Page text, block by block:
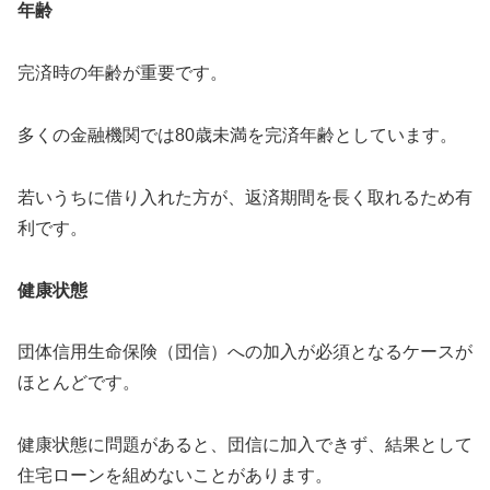
年齢
完済時の年齢が重要です。
多くの金融機関では80歳未満を完済年齢としています。
若いうちに借り入れた方が、返済期間を長く取れるため有
利です。
健康状態
団体信用生命保険（団信）への加入が必須となるケースが
ほとんどです。
健康状態に問題があると、団信に加入できず、結果として
住宅ローンを組めないことがあります。